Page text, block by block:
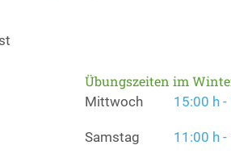
Übungszeiten im
Mittwoch 15:00 h
Samstag 11:00 h